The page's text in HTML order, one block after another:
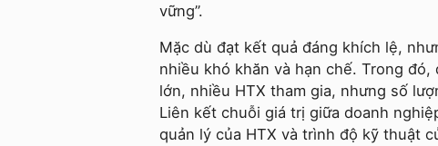
vững”.
Mặc dù đạt kết quả đáng khích lệ,
nhiều khó khăn và hạn chế. Trong
lớn, nhiều HTX tham gia, nhưng số
Liên kết chuỗi giá trị giữa doanh
quản lý của HTX và trình độ kỹ thuật